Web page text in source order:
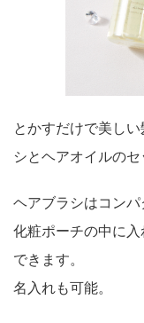
とかすだけで美し
シとヘアオイルのセ
ヘアブラシはコンパ
化粧ポーチの中に
できます。
名入れも可能。